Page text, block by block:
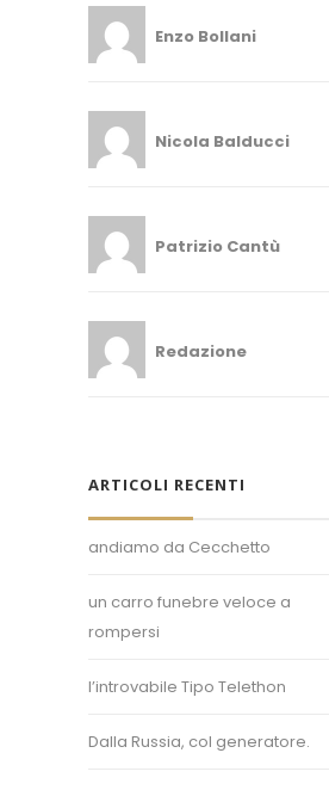
Enzo Bollani
Nicola Balducci
Patrizio Cantù
Redazione
ARTICOLI RECENTI
andiamo da Cecchetto
un carro funebre veloce a
rompersi
l’introvabile Tipo Telethon
Dalla Russia, col generatore.
Superposter® è un marchio